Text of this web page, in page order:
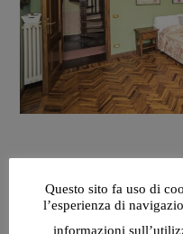
Questo sito fa uso di
l’esperienza di
informazioni